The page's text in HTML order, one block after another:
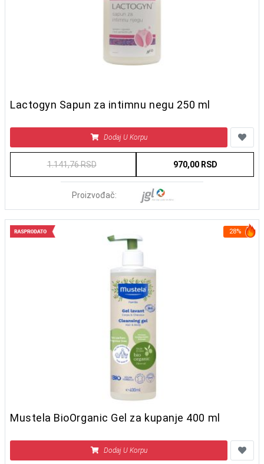
Lactogyn Sapun za intimnu negu 250 ml
Dodaj U Korpu
1.141,76 RSD 970,00 RSD
Proizvođač:
28%
Mustela BioOrganic Gel za kupanje 400 ml
Dodaj U Korpu